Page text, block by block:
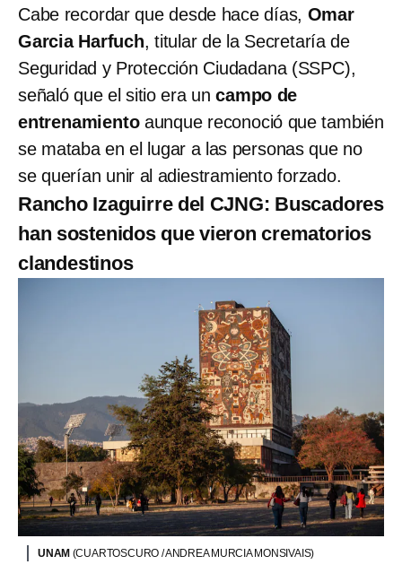
Cabe recordar que desde hace días, Omar
Garcia Harfuch, titular de la Secretaría de
Seguridad y Protección Ciudadana (SSPC),
señaló que el sitio era un campo de
entrenamiento aunque reconoció que también
se mataba en el lugar a las personas que no
se querían unir al adiestramiento forzado.
Rancho Izaguirre del CJNG: Buscadores
han sostenidos que vieron crematorios
clandestinos
UNAM (CUARTOSCURO / ANDREA MURCIA MONSIVAIS)